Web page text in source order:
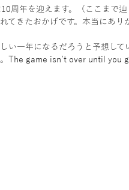
周年を迎えます。（ここまで辿
てきたおかげです。本当にあり
い一年になるだろうと予想して
The game isn’t over until you